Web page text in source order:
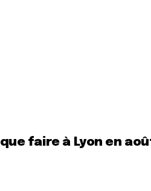
que faire à Lyon en